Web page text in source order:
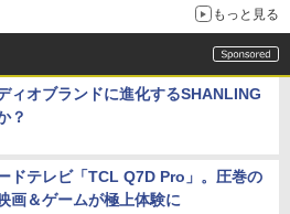
もっと見る
ィオブランドに進化するSHANLING
？
ドテレビ「TCL Q7D Pro」。圧巻の
画＆ゲームが極上体験に